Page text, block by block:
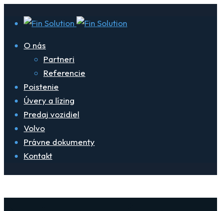
O nás
Partneri
Referencie
Poistenie
Úvery a lízing
Predaj vozidiel
Volvo
Právne dokumenty
Kontakt